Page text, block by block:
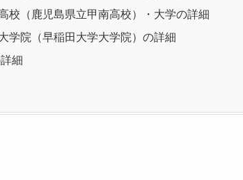
校（鹿児島県立甲南高校）・大学の詳細
学院（早稲田大学大学院）の詳細
細